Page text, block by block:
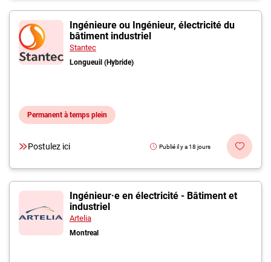
Ingénieure ou Ingénieur, électricité du
bâtiment industriel
Stantec
Longueuil (Hybride)
Permanent à temps plein
Postulez ici Publié il y a 18 jours
Ingénieur·e en électricité - Bâtiment et
industriel
Artelia
Montreal